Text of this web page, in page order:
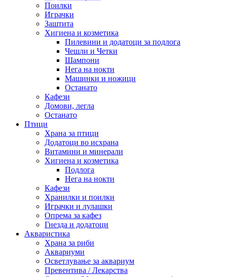
Поилки
Играчки
Заштита
Хигиена и козметика
Пилевини и додатоци за подлога
Чешли и Четки
Шампони
Нега на нокти
Машинки и ножици
Останато
Кафези
Домови, легла
Останато
Птици
Храна за птици
Додатоци во исхрана
Витамини и минерали
Хигиена и козметика
Подлога
Нега на нокти
Кафези
Хранилки и поилки
Играчки и лулашки
Опрема за кафез
Гнезда и додатоци
Акваристика
Храна за риби
Аквариуми
Осветлување за аквариум
Превентива / Лекарства